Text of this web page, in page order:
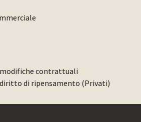
modifiche contrattuali
diritto di ripensamento (Privati)